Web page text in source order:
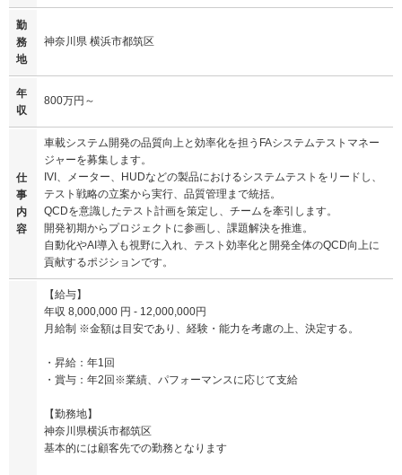
勤
務
地
神奈川県 横浜市都筑区
年
収
800万円～
仕
事
内
容
車載システム開発の品質向上と効率化を担うFAシステムテストマネー
ジャーを募集します。
IVI、メーター、HUDなどの製品におけるシステムテストをリードし、
テスト戦略の立案から実行、品質管理まで統括。
QCDを意識したテスト計画を策定し、チームを牽引します。
開発初期からプロジェクトに参画し、課題解決を推進。
自動化やAI導入も視野に入れ、テスト効率化と開発全体のQCD向上に
貢献するポジションです。
【給与】
年収 8,000,000 円 - 12,000,000円
月給制 ※金額は目安であり、経験・能力を考慮の上、決定する。
・昇給：年1回
・賞与：年2回※業績、パフォーマンスに応じて支給
【勤務地】
神奈川県横浜市都筑区
基本的には顧客先での勤務となります